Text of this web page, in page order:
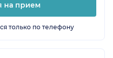
на прием
только по телефону